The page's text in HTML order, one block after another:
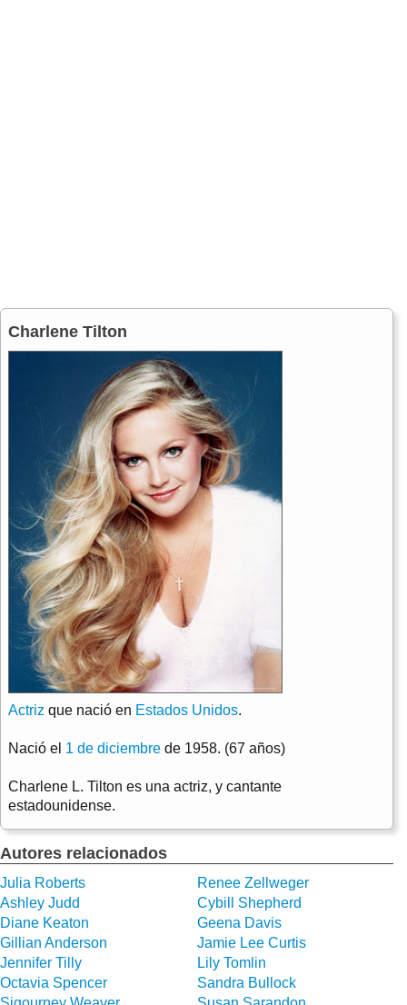
Charlene Tilton
Actriz que nació en Estados Unidos.
Nació el 1 de diciembre de 1958. (67 años)
Charlene L. Tilton es una actriz, y cantante
estadounidense.
Autores relacionados
Julia Roberts
Renee Zellweger
Ashley Judd
Cybill Shepherd
Diane Keaton
Geena Davis
Gillian Anderson
Jamie Lee Curtis
Jennifer Tilly
Lily Tomlin
Octavia Spencer
Sandra Bullock